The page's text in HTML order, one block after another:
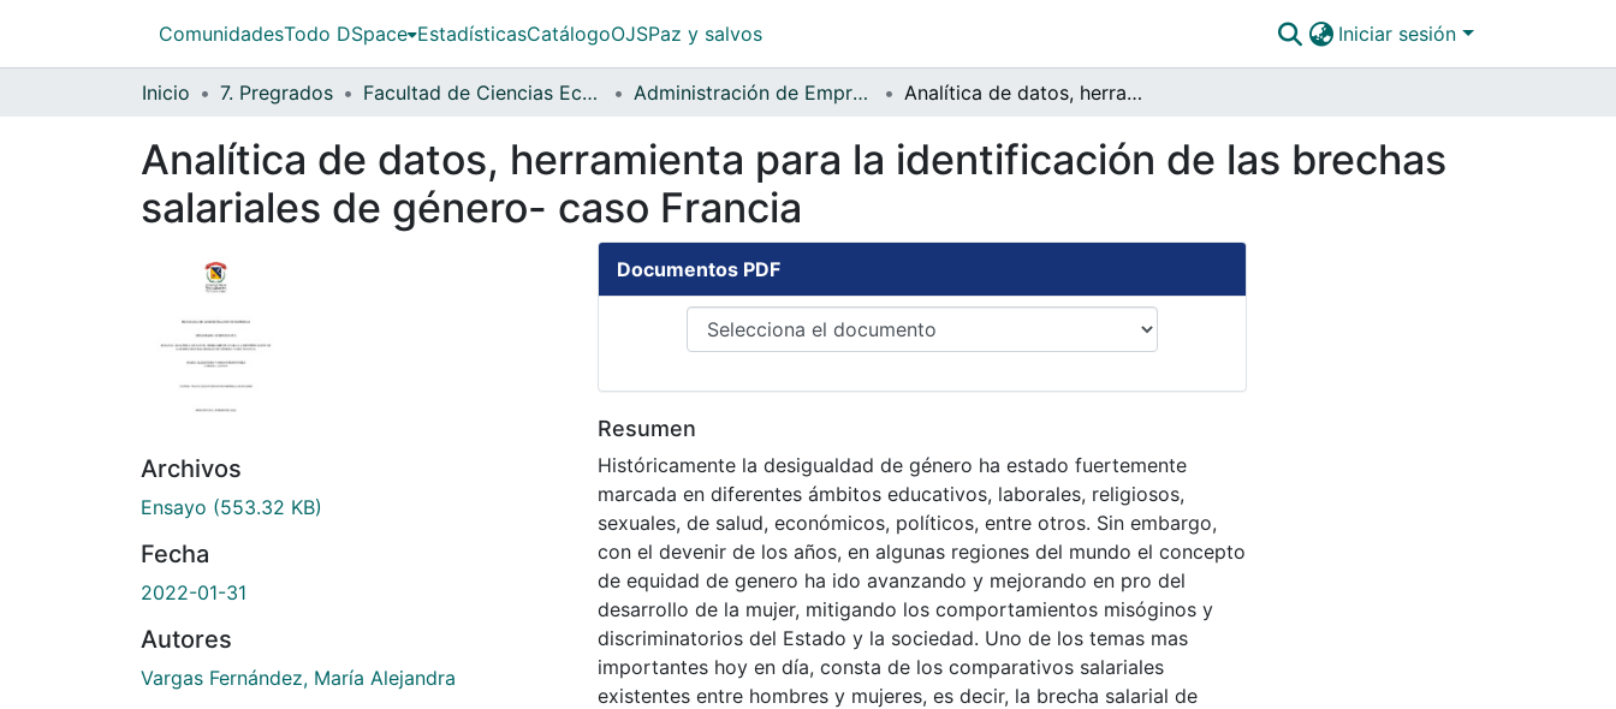
ComunidadesTodo DSpace EstadísticasCatálogoOJSPaz y salvos Iniciar sesión
Inicio 7. Pregrados Facultad de Ciencias Económicas Administración de Empresas Analítica de datos, herramienta para la identificación de las brechas salariales de género- caso Francia
Analítica de datos, herramienta para la identificación de las brechas
salariales de género- caso Francia
Archivos
Ensayo (553.32 KB)
Fecha
2022-01-31
Autores
Vargas Fernández, María Alejandra
Documentos PDF
Resumen
Históricamente la desigualdad de género ha estado fuertemente
marcada en diferentes ámbitos educativos, laborales, religiosos,
sexuales, de salud, económicos, políticos, entre otros. Sin embargo,
con el devenir de los años, en algunas regiones del mundo el concepto
de equidad de genero ha ido avanzando y mejorando en pro del
desarrollo de la mujer, mitigando los comportamientos misóginos y
discriminatorios del Estado y la sociedad. Uno de los temas mas
importantes hoy en día, consta de los comparativos salariales
existentes entre hombres y mujeres, es decir, la brecha salarial de